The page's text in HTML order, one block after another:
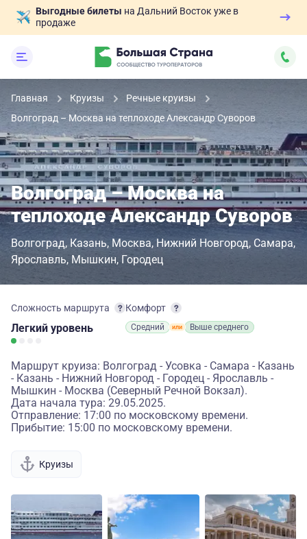
Выгодные билеты на Дальний Восток уже в
продаже
Главная Круизы
Речные круизы
Волгоград – Москва на теплоходе Александр Суворов
Волгоград – Москва на
теплоходе Александр Суворов
Волгоград Казань Москва Нижний Новгород Самара
Ярославль Мышкин Городец
Сложность маршрута
Легкий уровень
Комфорт
Средний Выше среднего
Маршрут круиза: Волгоград - Усовка - Самара - Казань
- Казань - Нижний Новгород - Городец - Ярославль -
Мышкин - Москва (Северный Речной Вокзал).
Дата начала тура: 29.05.2025.
Отправление: 17:00 по московскому времени.
Прибытие: 15:00 по московскому времени.
Круизы